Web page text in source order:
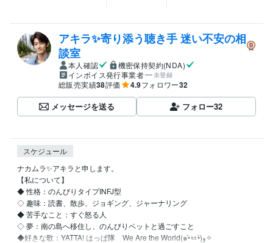
アキラ✨寄り添う聴き手 迷い不安の相
談室
本人確認
機密保持契約(NDA)
インボイス発行事業者
未登録
総販売実績38評価 4.9フォロワー32
メッセージを送る フォロー32
スケジュール
ナカムラ✨アキラと申します。
【私について】
◆ 性格：のんびりタイプINFJ型
◇ 趣味：読書、散歩、ジョギング、ジャーナリング
◆ 苦手なこと：すぐ怒る人
◇ 夢：南の島へ移住し、のんびりペットと過ごすこと
◆好きな歌：YATTA! はっぱ隊　We Are the World(๑•̀ㅂ•́)و✧